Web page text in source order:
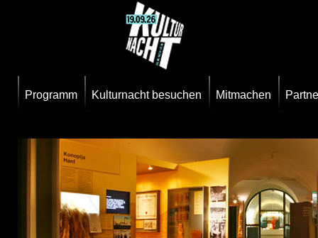
Programm Kulturnacht besuchen Mitmachen